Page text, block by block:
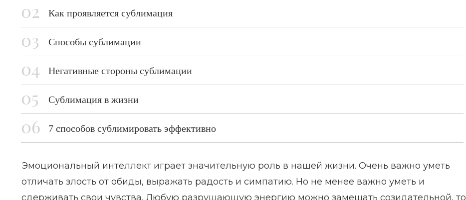
Как проявляется сублимация
Способы сублимации
Негативные стороны сублимации
Сублимация в жизни
7 способов сублимировать эффективно
Эмоциональный интеллект играет значительную роль в нашей жизни. Очень важно уметь
отличать злость от обиды, выражать радость и симпатию. Но не менее важно уметь и
сдерживать свои чувства. Любую разрушающую энергию можно замещать созидательной, то